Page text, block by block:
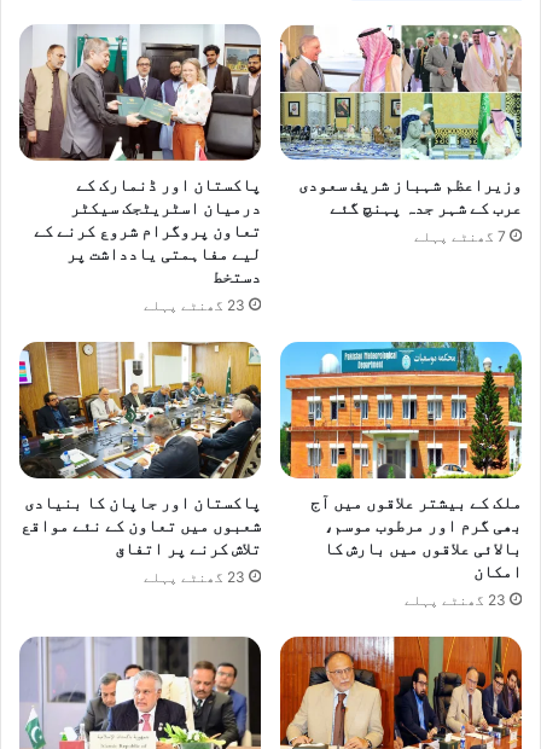
ر
ی
س
ک
ا
ا
ق
1
9
ٹ
ی
م
ک
1
5
س
ک
و
ا
ڈ
ن
گ
ل
ہ
د
ی
ر
و
ا
وزیراعظم شہباز شریف سعودی
عرب کے شہر جدہ پہنچ گئے
7 گھنٹے پہلے
پاکستان اور ڈنمارک کے
درمیان اسٹریٹجک سیکٹر
تعاون پروگرام شروع کرنے کے
لیے مفاہمتی یادداشت پر
دستخط
23 گھنٹے پہلے
ملک کے بیشتر علاقوں میں آج
بھی گرم اور مرطوب موسم،
بالائی علاقوں میں بارش کا
امکان
23 گھنٹے پہلے
پاکستان اور جاپان کا بنیادی
شعبوں میں تعاون کے نئے مواقع
تلاش کرنے پر اتفاق
23 گھنٹے پہلے